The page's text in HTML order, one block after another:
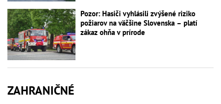
Pozor: Hasiči vyhlásili zvýšené riziko
požiarov na väčšine Slovenska – platí
zákaz ohňa v prírode
ZAHRANIČNÉ